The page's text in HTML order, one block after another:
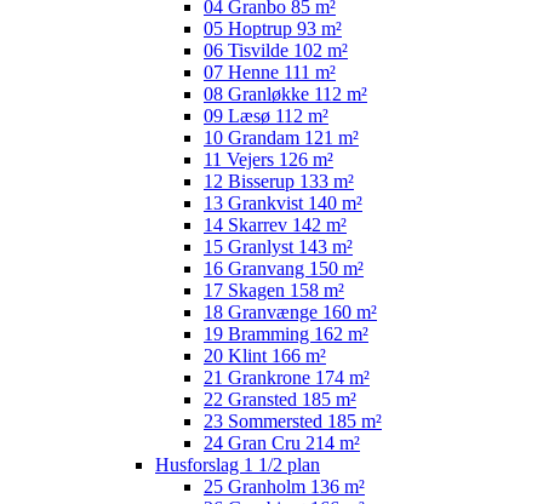
04 Granbo 85 m²
05 Hoptrup 93 m²
06 Tisvilde 102 m²
07 Henne 111 m²
08 Granløkke 112 m²
09 Læsø 112 m²
10 Grandam 121 m²
11 Vejers 126 m²
12 Bisserup 133 m²
13 Grankvist 140 m²
14 Skarrev 142 m²
15 Granlyst 143 m²
16 Granvang 150 m²
17 Skagen 158 m²
18 Granvænge 160 m²
19 Bramming 162 m²
20 Klint 166 m²
21 Grankrone 174 m²
22 Gransted 185 m²
23 Sommersted 185 m²
24 Gran Cru 214 m²
Husforslag 1 1/2 plan
25 Granholm 136 m²